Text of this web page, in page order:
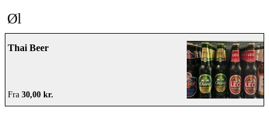
Øl
Thai Beer
Fra 30,00 kr.